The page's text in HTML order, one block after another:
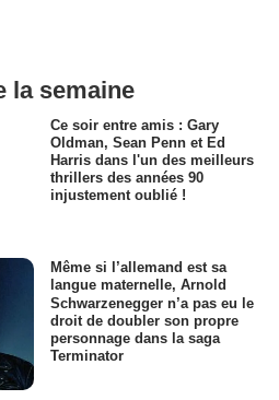
la semaine
Ce soir entre amis : Gary
Oldman, Sean Penn et Ed
Harris dans l'un des meilleurs
thrillers des années 90
injustement oublié !
Même si l’allemand est sa
langue maternelle, Arnold
Schwarzenegger n’a pas eu le
droit de doubler son propre
personnage dans la saga
Terminator